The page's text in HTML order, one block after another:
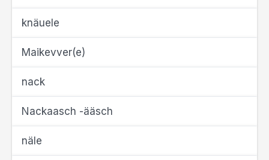
knäuele
Maikevver(e)
nack
Nackaasch -ääsch
näle